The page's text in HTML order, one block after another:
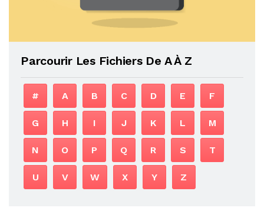
Parcourir Les Fichiers De A À Z
# A B C D E F
G H I J K L M
N O P Q R S T
U V W X Y Z